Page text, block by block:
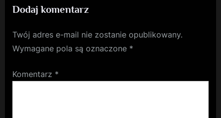
Dodaj komentarz
Twój adres e-mail nie zostanie opublikowany.
Wymagane pola są oznaczone *
Komentarz *